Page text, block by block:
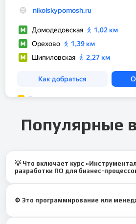
Популярные
💡 Что включает курс
разработки ПО для бизнес-
процессов с помощью современных ИТ-
⚙️ Это программирование или